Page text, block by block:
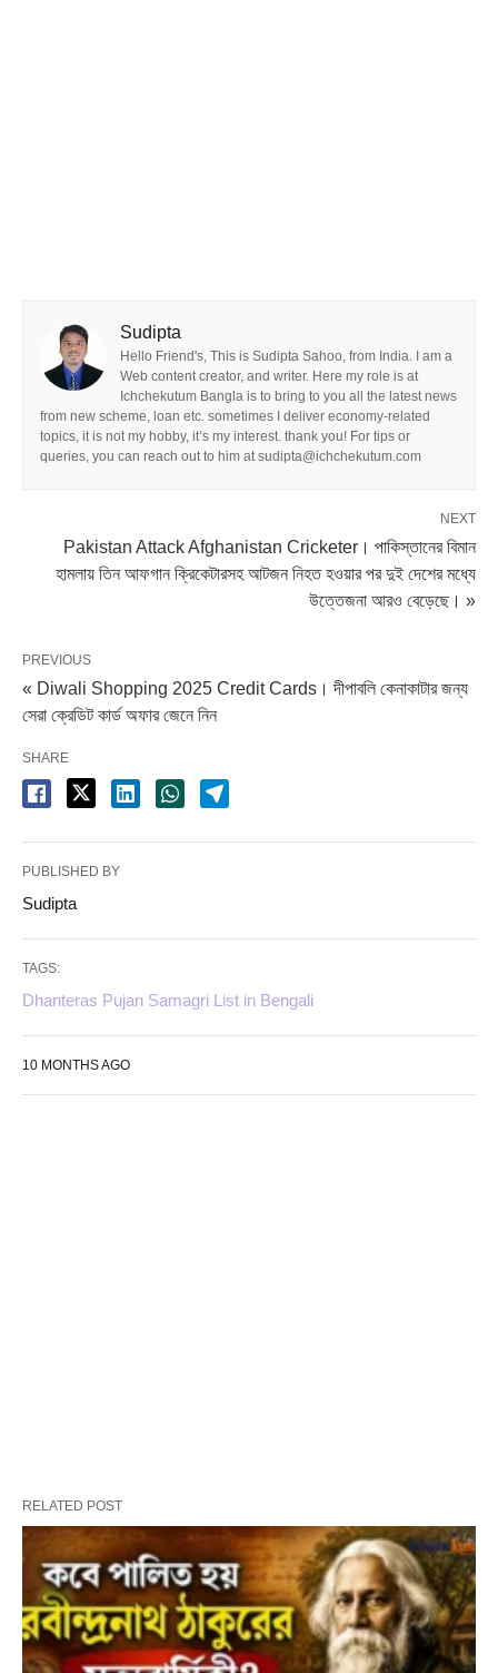
Sudipta
Hello Friend's, This is Sudipta Sahoo, from India. I am a
Web content creator, and writer. Here my role is at
Ichchekutum Bangla is to bring to you all the latest news
from new scheme, loan etc. sometimes I deliver economy-related
topics, it is not my hobby, it’s my interest. thank you! For tips or
queries, you can reach out to him at sudipta@ichchekutum.com
NEXT
Pakistan Attack Afghanistan Cricketer। পাকিস্তানের বিমান
হামলায় তিন আফগান ক্রিকেটারসহ আটজন নিহত হওয়ার পর দুই দেশের মধ্যে
উত্তেজনা আরও বেড়েছে। »
PREVIOUS
« Diwali Shopping 2025 Credit Cards। দীপাবলি কেনাকাটার জন্য
সেরা ক্রেডিট কার্ড অফার জেনে নিন
SHARE
PUBLISHED BY
Sudipta
TAGS:
Dhanteras Pujan Samagri List in Bengali
10 MONTHS AGO
RELATED POST